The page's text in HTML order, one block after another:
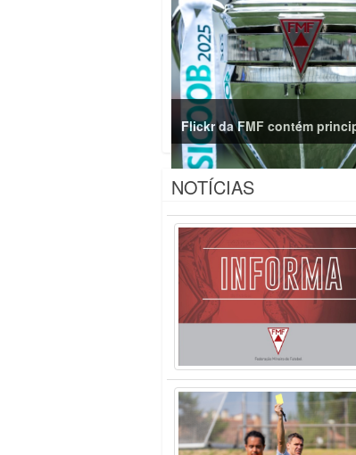
Flickr da FMF contém
NOTÍCIAS